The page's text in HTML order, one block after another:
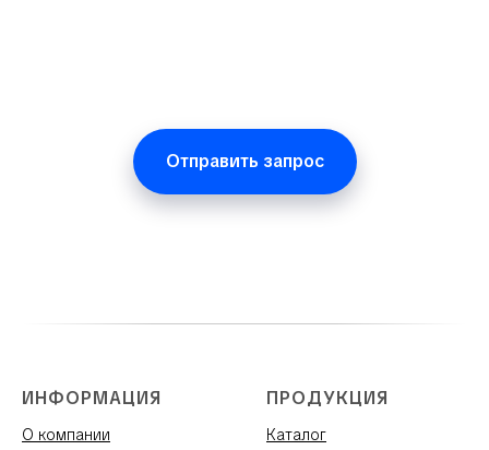
Отправить запрос
ИНФОРМАЦИЯ
О компании
ПРОДУКЦИЯ
Каталог